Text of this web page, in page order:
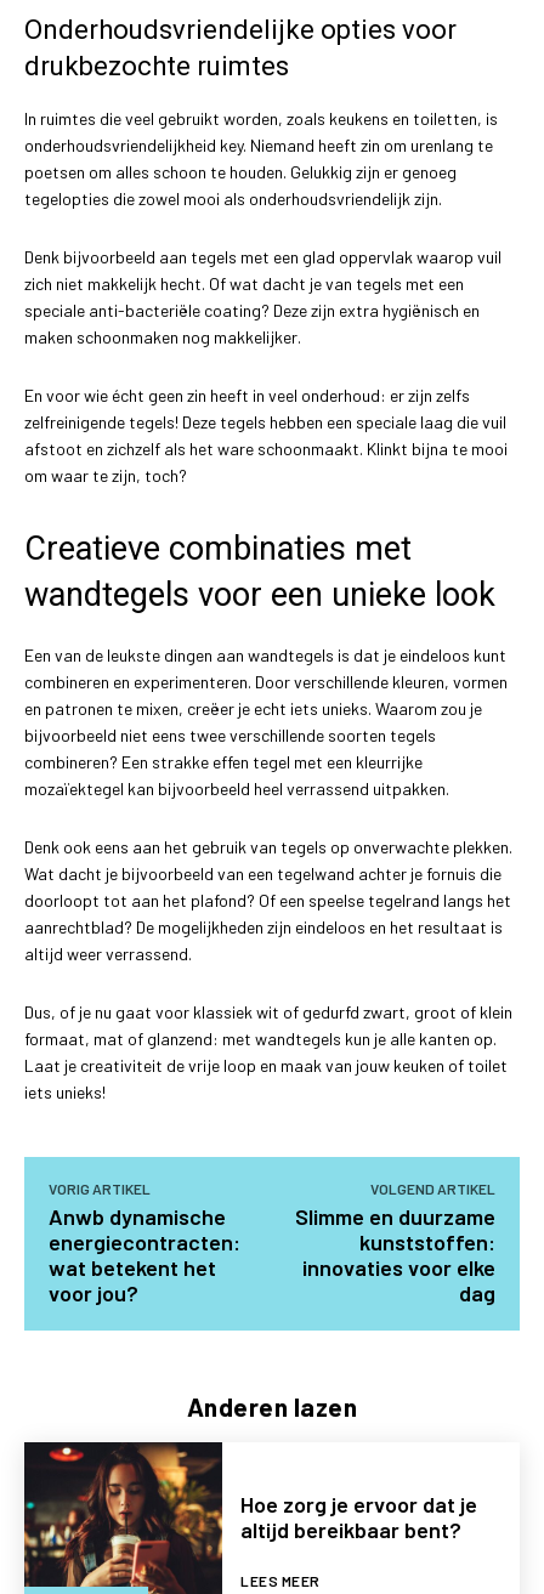
Anderen lazen
Hoe zorg je ervoor dat je
altijd bereikbaar bent?
LEES MEER
Onderhoudsvriendelijke opties voor
drukbezochte ruimtes
In ruimtes die veel gebruikt worden, zoals keukens en toiletten, is
onderhoudsvriendelijkheid key. Niemand heeft zin om urenlang te
poetsen om alles schoon te houden. Gelukkig zijn er genoeg
tegelopties die zowel mooi als onderhoudsvriendelijk zijn.
Denk bijvoorbeeld aan tegels met een glad oppervlak waarop vuil
zich niet makkelijk hecht. Of wat dacht je van tegels met een
speciale anti-bacteriële coating? Deze zijn extra hygiënisch en
maken schoonmaken nog makkelijker.
En voor wie écht geen zin heeft in veel onderhoud: er zijn zelfs
zelfreinigende tegels! Deze tegels hebben een speciale laag die vuil
afstoot en zichzelf als het ware schoonmaakt. Klinkt bijna te mooi
om waar te zijn, toch?
Creatieve combinaties met
wandtegels voor een unieke look
Een van de leukste dingen aan wandtegels is dat je eindeloos kunt
combineren en experimenteren. Door verschillende kleuren, vormen
en patronen te mixen, creëer je echt iets unieks. Waarom zou je
bijvoorbeeld niet eens twee verschillende soorten tegels
combineren? Een strakke effen tegel met een kleurrijke
mozaïektegel kan bijvoorbeeld heel verrassend uitpakken.
Denk ook eens aan het gebruik van tegels op onverwachte plekken.
Wat dacht je bijvoorbeeld van een tegelwand achter je fornuis die
doorloopt tot aan het plafond? Of een speelse tegelrand langs het
aanrechtblad? De mogelijkheden zijn eindeloos en het resultaat is
altijd weer verrassend.
Dus, of je nu gaat voor klassiek wit of gedurfd zwart, groot of klein
formaat, mat of glanzend: met wandtegels kun je alle kanten op.
Laat je creativiteit de vrije loop en maak van jouw keuken of toilet
iets unieks!
VORIG ARTIKEL
Anwb dynamische
energiecontracten:
wat betekent het
voor jou?
VOLGEND ARTIKEL
Slimme en duurzame
kunststoffen:
innovaties voor elke
dag